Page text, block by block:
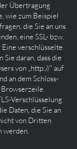
Übertragung
wie zum Beispiel
die Sie an uns
eine SSL- bzw.
verschlüsselte
daran, dass die
von „http://“ auf
an dem Schloss-
Verschlüsselung
Daten, die Sie an
von Dritten
werden.